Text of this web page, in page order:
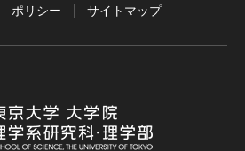
ポリシー サイトマップ